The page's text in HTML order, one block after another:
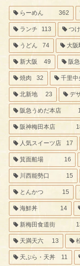
らーめん 362
ランチ 113 つ
うどん 74 大
新大阪 49 阪
焼肉 32 千里中
北新地 23 デ
阪急うめだ本店
阪神梅田本店
人気スイーツ店 17
箕面船場 16
川西能勢口 15
とんかつ 15
海鮮丼 14
新梅田食道街
天満天六 13
天ぷら・天丼 11